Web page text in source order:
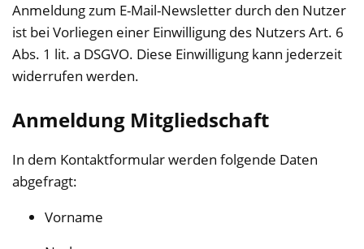
Anmeldung zum E-Mail-Newsletter durch den Nutzer
ist bei Vorliegen einer Einwilligung des Nutzers Art. 6
Abs. 1 lit. a DSGVO. Diese Einwilligung kann jederzeit
widerrufen werden.
Anmeldung Mitgliedschaft
In dem Kontaktformular werden folgende Daten
abgefragt:
Vorname